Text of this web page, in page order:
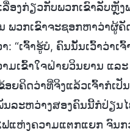
ອງກ່ຽວກັບພວກເຂົາລັບຫຼັງ
ພວກເຂົາຈະຊອກຫາວ່າຜູ້
“ເຈົ້າຮູ້ບໍ, ຄົນນັ້ນເວົ້າວ່າ
ມເຂົ້າໃຈຝ່າຍວິນຍານ ແລ
ຍຄິດວ່າທີ່ຈິງແລ້ວເຈົ້າກໍເ
ະຫວ່າງສອງຄົນນີ້ກໍປ່ຽນໄ
ແຫ່ງຄວາມແຕກແຍກ ຈົນ